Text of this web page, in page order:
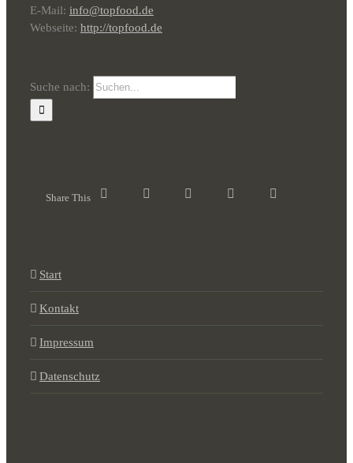
E-Mail: info@topfood.de
Webseite: http://topfood.de
Suche nach:
Share This
Start
Kontakt
Impressum
Datenschutz